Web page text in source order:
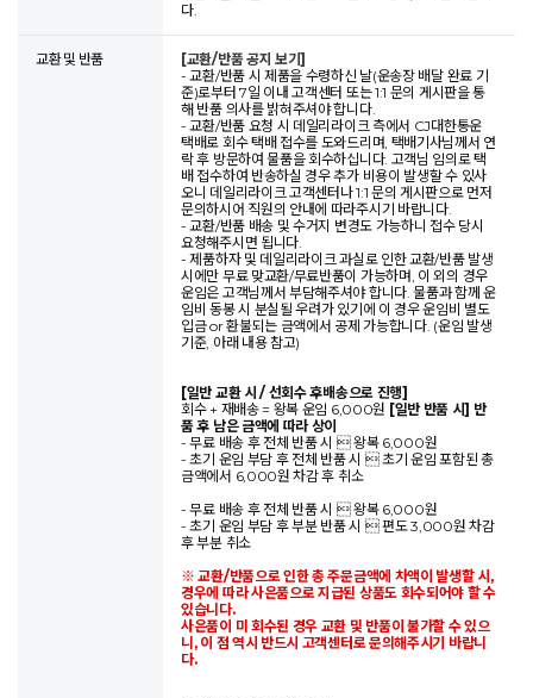
다.
교환 및 반품
[교환/반품 공지 보기]
- 교환/반품 시 제품을 수령하신 날(운송장 배달 완료 기
준)로부터 7일 이내 고객센터 또는 1:1 문의 게시판을 통
해 반품 의사를 밝혀주셔야 합니다.
- 교환/반품 요청 시 데일리라이크 측에서 CJ대한통운
택배로 회수 택배 접수를 도와드리며, 택배기사님께서 연
락 후 방문하여 물품을 회수하십니다. 고객님 임의로 택
배 접수하여 반송하실 경우 추가 비용이 발생할 수 있사
오니 데일리라이크 고객센터나 1:1 문의 게시판으로 먼저
문의하시어 직원의 안내에 따라주시기 바랍니다.
- 교환/반품 배송 및 수거지 변경도 가능하니 접수 당시
요청해주시면 됩니다.
- 제품하자 및 데일리라이크 과실로 인한 교환/반품 발생
시에만 무료 맞교환/무료반품이 가능하며, 이 외의 경우
운임은 고객님께서 부담해주셔야 합니다. 물품과 함께 운
임비 동봉 시 분실될 우려가 있기에 이 경우 운임비 별도
입금 or 환불되는 금액에서 공제 가능합니다. (운임 발생
기준, 아래 내용 참고)
[일반 교환 시 / 선회수 후배송으로 진행]
회수 + 재배송 = 왕복 운임 6,000원 [일반 반품 시] 반
품 후 남은 금액에 따라 상이
- 무료 배송 후 전체 반품 시  왕복 6,000원
- 초기 운임 부담 후 전체 반품 시  초기 운임 포함된 총
금액에서 6,000원 차감 후 취소
- 무료 배송 후 전체 반품 시  왕복 6,000원
- 초기 운임 부담 후 부분 반품 시  편도 3,000원 차감
후 부분 취소
※ 교환/반품으로 인한 총 주문금액에 차액이 발생할 시,
경우에 따라 사은품으로 지급된 상품도 회수되어야 할 수
있습니다.
사은품이 미 회수된 경우 교환 및 반품이 불가할 수 있으
니, 이 점 역시 반드시 고객센터로 문의해주시기 바랍니
다.